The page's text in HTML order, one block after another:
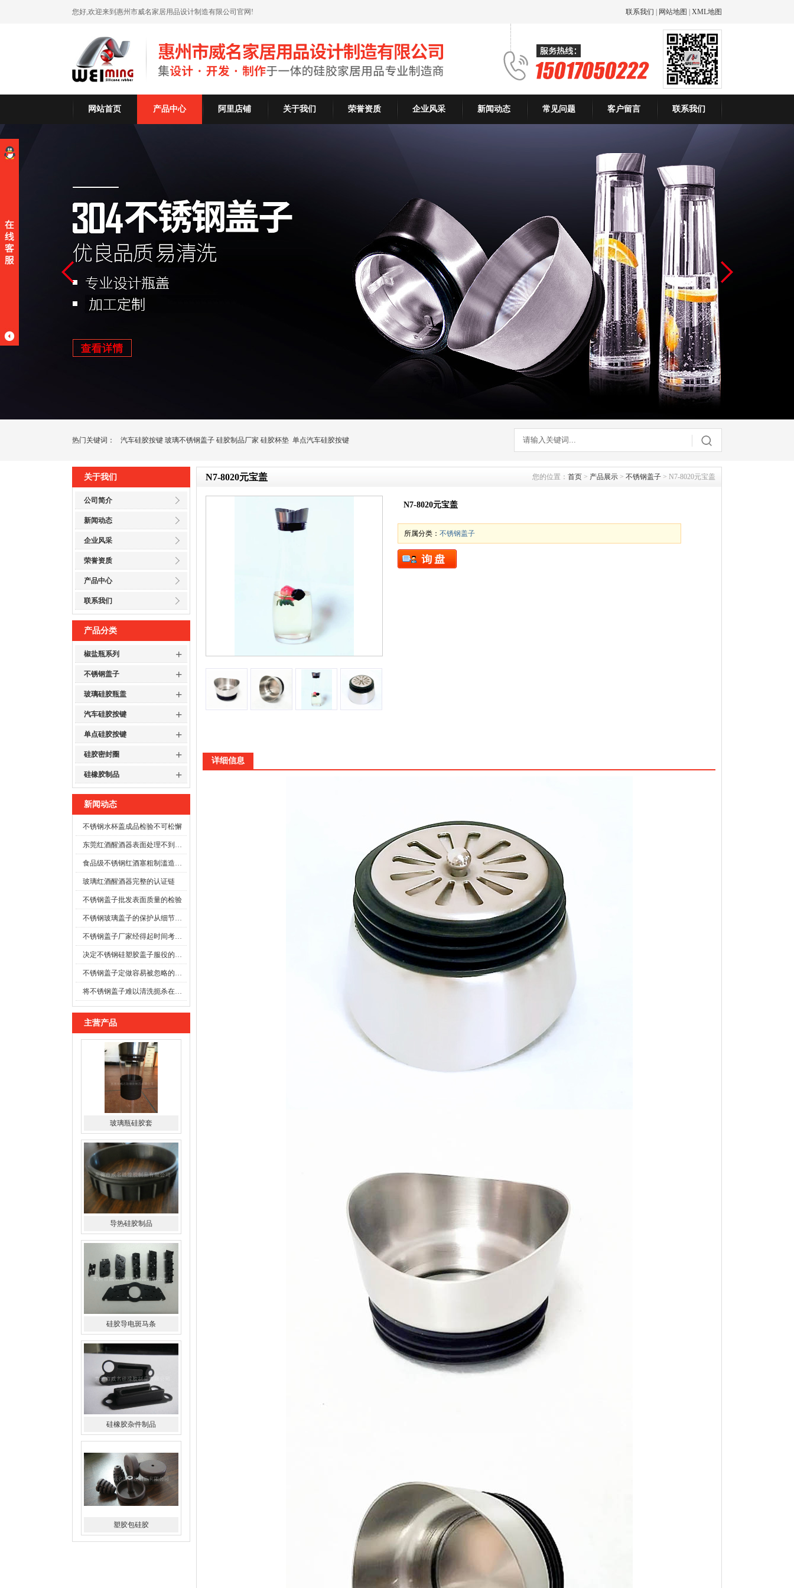
您好,欢迎来到惠州市威名家居用品设计制造有限公司官网! 联系我们 网站地图 XML地图
网站首页 产品中心 阿里店铺 关于我们 荣誉资质 企业风采 新闻动态 常见问题 客户留言 联系我们
热门关键词： 汽车硅胶按键 玻璃不锈钢盖子 硅胶制品厂家 硅胶杯垫 单点汽车硅胶按键
关于我们
公司简介
新闻动态
企业风采
荣誉资质
产品中心
联系我们
产品分类
椒盐瓶系列 +
不锈钢盖子 +
玻璃硅胶瓶盖 +
汽车硅胶按键 +
单点硅胶按键 +
硅胶密封圈 +
硅橡胶制品 +
新闻动态
不锈钢水杯盖成品检验不可松懈
东莞红酒醒酒器表面处理不到位时
食品级不锈钢红酒塞粗制滥造可能酿成事故
玻璃红酒醒酒器完整的认证链
不锈钢盖子批发表面质量的检验
不锈钢玻璃盖子的保护从细节开始
不锈钢盖子厂家经得起时间考验的防线
决定不锈钢硅塑胶盖子服役的寿命
不锈钢盖子定做容易被忽略的施工细节
将不锈钢盖子难以清洗扼杀在萌芽之前
主营产品
玻璃瓶硅胶套
导热硅胶制品
硅胶导电斑马条
硅橡胶杂件制品
塑胶包硅胶
N7-8020元宝盖 您的位置： 首页 > 产品展示 > 不锈钢盖子 > N7-8020元宝盖
N7-8020元宝盖
所属分类： 不锈钢盖子
详细信息